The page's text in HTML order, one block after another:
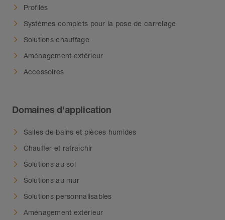
Profilés
Systèmes complets pour la pose de carrelage
Solutions chauffage
Aménagement extérieur
Accessoires
Domaines d'application
Salles de bains et pièces humides
Chauffer et rafraîchir
Solutions au sol
Solutions au mur
Solutions personnalisables
Aménagement extérieur